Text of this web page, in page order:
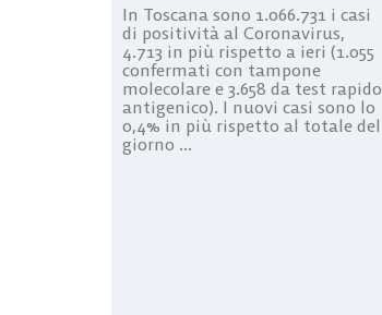
In Toscana sono 1.066.731 i casi
di positività al Coronavirus,
4.713 in più rispetto a ieri (1.055
confermati con tampone
molecolare e 3.658 da test rapido
antigenico). I nuovi casi sono lo
0,4% in più rispetto al totale del
giorno ...